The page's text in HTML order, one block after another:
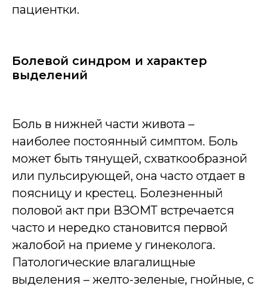
пациентки.
Болевой синдром и характер
выделений
Боль в нижней части живота –
наиболее постоянный симптом. Боль
может быть тянущей, схваткообразной
или пульсирующей, она часто отдает в
поясницу и крестец. Болезненный
половой акт при ВЗОМТ встречается
часто и нередко становится первой
жалобой на приеме у гинеколога.
Патологические влагалищные
выделения – желто-зеленые, гнойные, с